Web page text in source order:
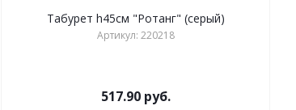
Табурет h45см "Ротанг" (серый)
Артикул: 220218
517.90 руб.